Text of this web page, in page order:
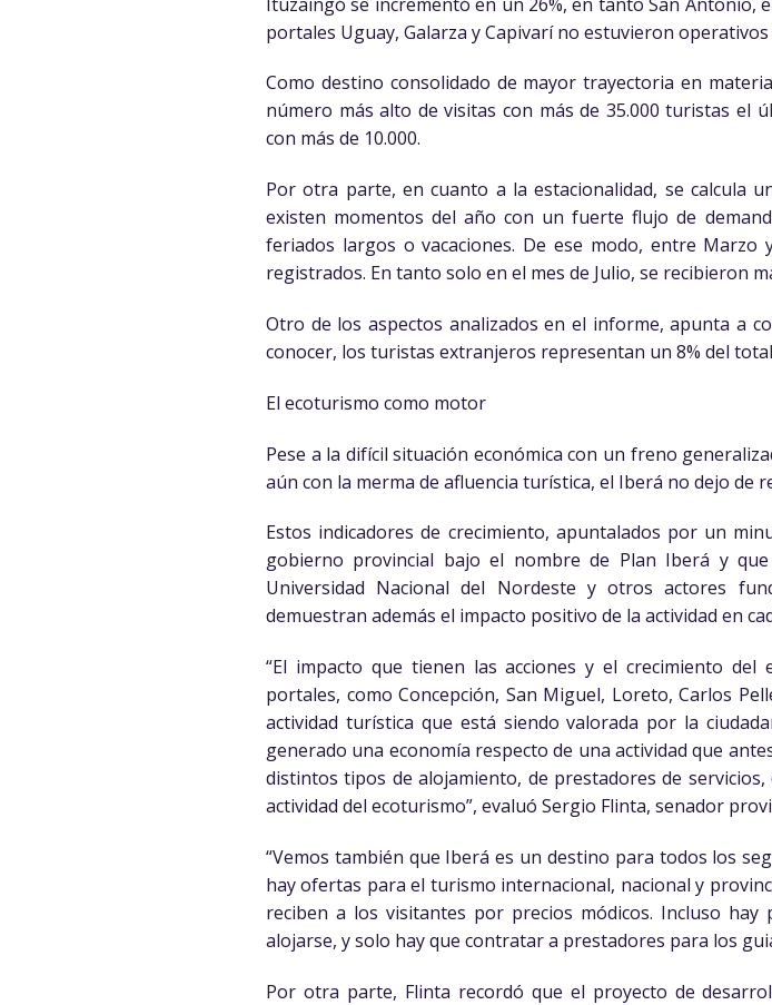
portales Uguay, Galarza y Capivarí no estuvieron
Como destino consolidado de mayor trayectoria en
número más alto de visitas con más de 35.000 turistas el
con más de 10.000.
Por otra parte, en cuanto a la estacionalidad, se calcula
existen momentos del año con un fuerte flujo de
feriados largos o vacaciones. De ese modo, entre
registrados. En tanto solo en el mes de Julio, se recibieron
Otro de los aspectos analizados en el informe, apunta a
conocer, los turistas extranjeros representan un 8% del
El ecoturismo como motor
Pese a la difícil situación económica con un freno
aún con la merma de afluencia turística, el Iberá no dejo de
Estos indicadores de crecimiento, apuntalados por un
gobierno provincial bajo el nombre de Plan Iberá y
Universidad Nacional del Nordeste y otros actores
demuestran además el impacto positivo de la actividad en
“El impacto que tienen las acciones y el crecimiento
portales, como Concepción, San Miguel, Loreto, Carlos
actividad turística que está siendo valorada por la
generado una economía respecto de una actividad que
distintos tipos de alojamiento, de prestadores de
actividad del ecoturismo”, evaluó Sergio Flinta, senador
“Vemos también que Iberá es un destino para todos los
hay ofertas para el turismo internacional, nacional y
reciben a los visitantes por precios módicos. Incluso
alojarse, y solo hay que contratar a prestadores para los
Por otra parte, Flinta recordó que el proyecto de